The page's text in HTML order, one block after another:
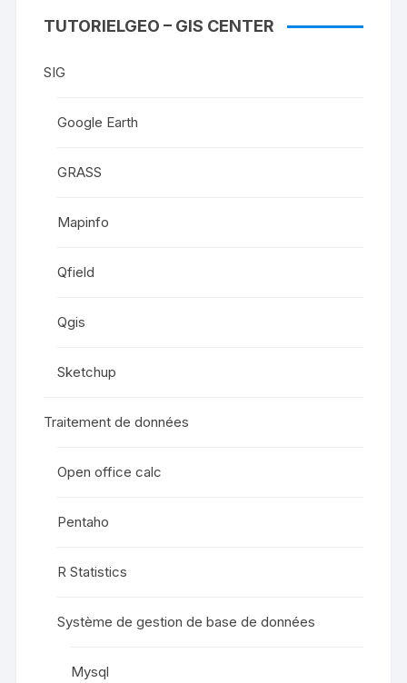
TUTORIELGEO – GIS CENTER
SIG
Google Earth
GRASS
Mapinfo
Qfield
Qgis
Sketchup
Traitement de données
Open office calc
Pentaho
R Statistics
Système de gestion de base de données
Mysql